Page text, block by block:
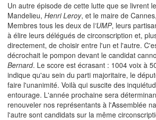
Un autre épisode de cette lutte que se livrent
Mandelieu, Henri Leroy, et le maire de
Membres tous les deux de l'UMP, leurs
à élire leurs délégués de circonscription et,
directement, de choisir entre l'un et l'autre.
décrochait le pompon devant le candidat
Bernard. Le score est écrasant : 1004 voix à
indique qu'au sein du parti majoritaire, le
faire l'unanimité. Voilà qui suscite des
entourage. L'année prochaine sera
renouveler nos représentants à l'Assemblée
l'autre sont candidats sur la même